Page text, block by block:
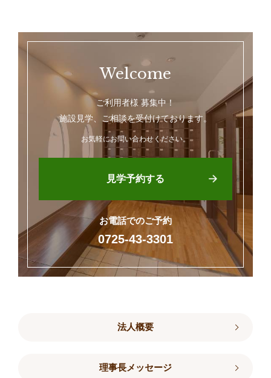
Welcome
ご利用者様 募集中！
施設見学、ご相談を受付けております。
お気軽にお問い合わせください。
見学予約する
お電話でのご予約
0725-43-3301
法人概要
理事長メッセージ